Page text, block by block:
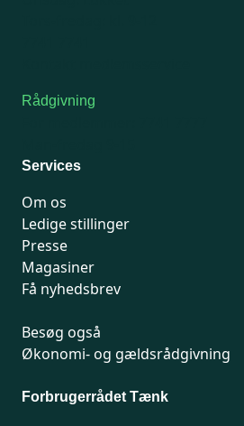
Rådgivning
Services
Om os
Ledige stillinger
Presse
Magasiner
Få nyhedsbrev
Besøg også
Økonomi- og gældsrådgivning
Forbrugerrådet Tænk